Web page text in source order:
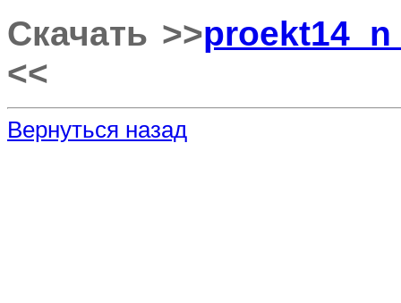
Скачать >>
<<
Вернуться назад